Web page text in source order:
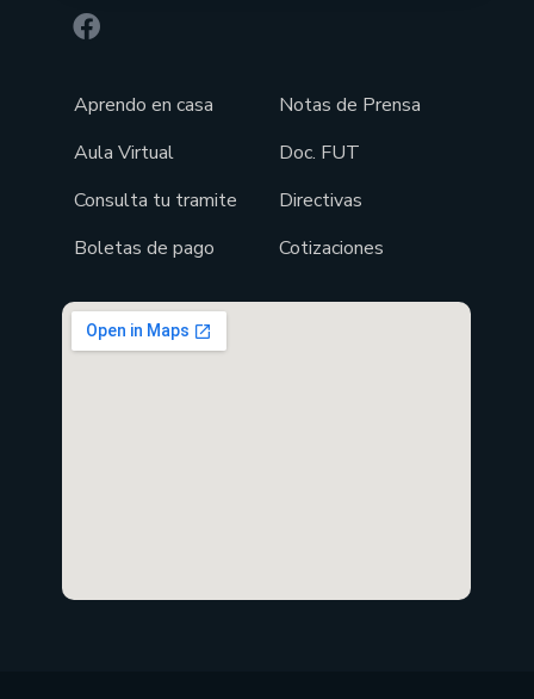
Aprendo en casa
Aula Virtual
Consulta tu tramite
Boletas de pago
Notas de Prensa
Doc. FUT
Directivas
Cotizaciones